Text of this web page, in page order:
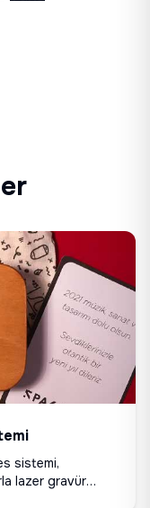
sistemi,
lazer gravür